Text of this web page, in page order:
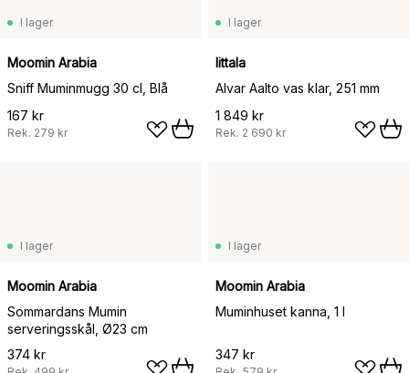
I lager
Moomin Arabia
Sniff Muminmugg 30 cl, Blå
167 kr
Rek. 279 kr
I lager
Iittala
Alvar Aalto vas klar, 251 mm
1 849 kr
Rek. 2 690 kr
I lager
Moomin Arabia
Sommardans Mumin
serveringsskål, Ø23 cm
374 kr
I lager
Moomin Arabia
Muminhuset kanna, 1 l
347 kr